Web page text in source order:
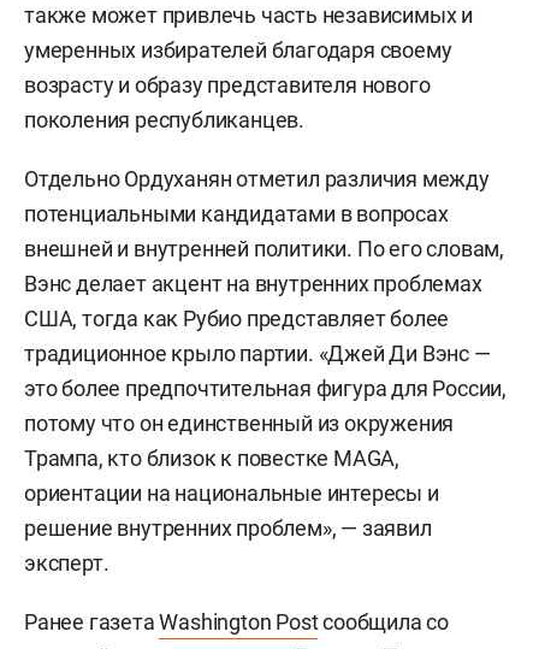
также может привлечь часть независимых и
умеренных избирателей благодаря своему
возрасту и образу представителя нового
поколения республиканцев.
Отдельно Ордуханян отметил различия между
потенциальными кандидатами в вопросах
внешней и внутренней политики. По его словам,
Вэнс делает акцент на внутренних проблемах
США, тогда как Рубио представляет более
традиционное крыло партии. «Джей Ди Вэнс —
это более предпочтительная фигура для России,
потому что он единственный из окружения
Трампа, кто близок к повестке MAGA,
ориентации на национальные интересы и
решение внутренних проблем», — заявил
эксперт.
Ранее газетаWashington Postсообщила со